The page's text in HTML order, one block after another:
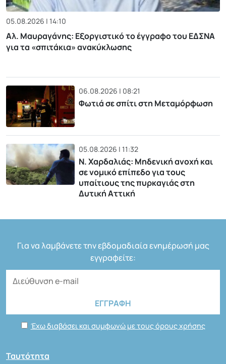
05.08.2026 | 14:10
Αλ. Μαυραγάνης: Εξοργιστικό το έγγραφο του ΕΔΣΝΑ
για τα «σπιτάκια» ανακύκλωσης
06.08.2026 | 08:21
Φωτιά σε σπίτι στη Μεταμόρφωση
05.08.2026 | 11:32
Ν. Χαρδαλιάς: Μηδενική ανοχή και
σε νομικό επίπεδο για τους
υπαίτιους της πυρκαγιάς στη
Δυτική Αττική
Για να λαμβάνετε την εβδομαδιαία ενημέρωσή μας
εγγραφείτε:
Έχω διαβάσει και συμφωνώ με τους όρους χρήσης
Ταυτότητα